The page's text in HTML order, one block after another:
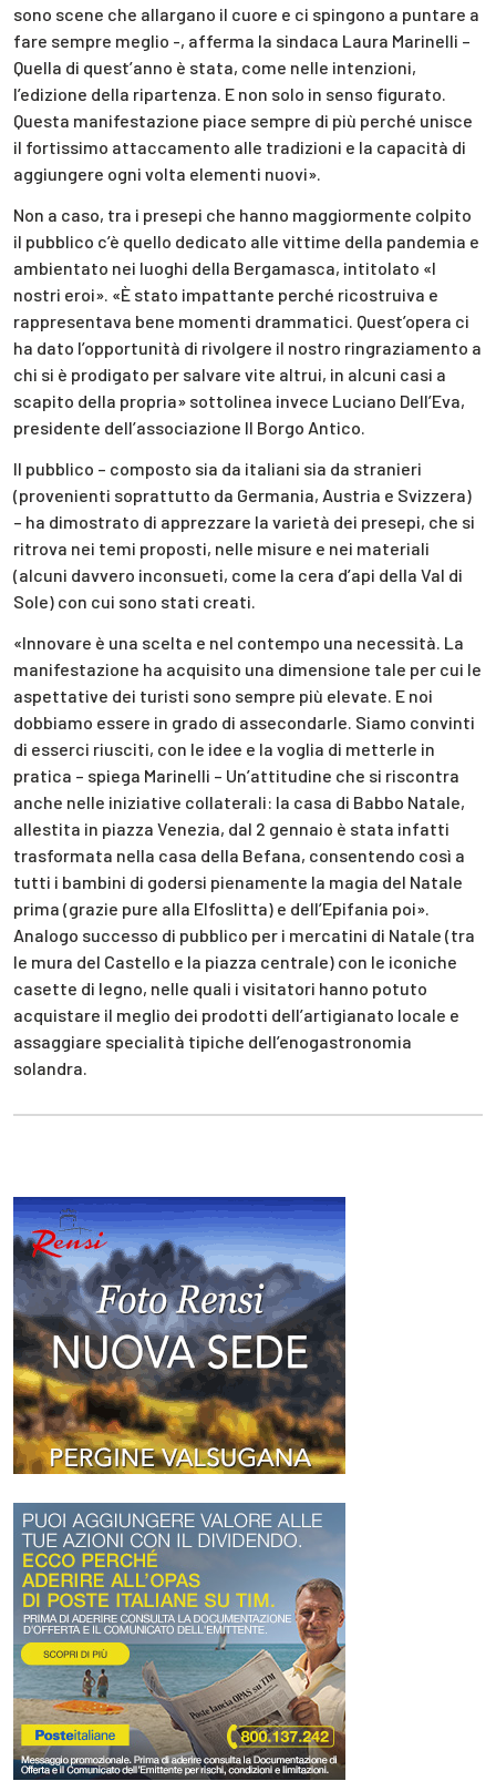
sono scene che allargano il cuore e ci spingono a puntare a
fare sempre meglio -, afferma la sindaca Laura Marinelli –
Quella di quest’anno è stata, come nelle intenzioni,
l’edizione della ripartenza. E non solo in senso figurato.
Questa manifestazione piace sempre di più perché unisce
il fortissimo attaccamento alle tradizioni e la capacità di
aggiungere ogni volta elementi nuovi».
Non a caso, tra i presepi che hanno maggiormente colpito
il pubblico c’è quello dedicato alle vittime della pandemia e
ambientato nei luoghi della Bergamasca, intitolato «I
nostri eroi». «È stato impattante perché ricostruiva e
rappresentava bene momenti drammatici. Quest’opera ci
ha dato l’opportunità di rivolgere il nostro ringraziamento a
chi si è prodigato per salvare vite altrui, in alcuni casi a
scapito della propria» sottolinea invece Luciano Dell’Eva,
presidente dell’associazione Il Borgo Antico.
Il pubblico – composto sia da italiani sia da stranieri
(provenienti soprattutto da Germania, Austria e Svizzera)
– ha dimostrato di apprezzare la varietà dei presepi, che si
ritrova nei temi proposti, nelle misure e nei materiali
(alcuni davvero inconsueti, come la cera d’api della Val di
Sole) con cui sono stati creati.
«Innovare è una scelta e nel contempo una necessità. La
manifestazione ha acquisito una dimensione tale per cui le
aspettative dei turisti sono sempre più elevate. E noi
dobbiamo essere in grado di assecondarle. Siamo convinti
di esserci riusciti, con le idee e la voglia di metterle in
pratica – spiega Marinelli – Un’attitudine che si riscontra
anche nelle iniziative collaterali: la casa di Babbo Natale,
allestita in piazza Venezia, dal 2 gennaio è stata infatti
trasformata nella casa della Befana, consentendo così a
tutti i bambini di godersi pienamente la magia del Natale
prima (grazie pure alla Elfoslitta) e dell’Epifania poi».
Analogo successo di pubblico per i mercatini di Natale (tra
le mura del Castello e la piazza centrale) con le iconiche
casette di legno, nelle quali i visitatori hanno potuto
acquistare il meglio dei prodotti dell’artigianato locale e
assaggiare specialità tipiche dell’enogastronomia
solandra.